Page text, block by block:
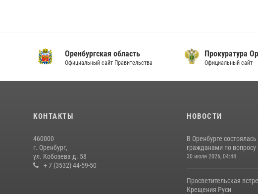
Оренбургская область
Официальный сайт Правительства
Прокуратура
Официальный сайт
КОНТАКТЫ
460000
г. Оренбург,
ул. Кобозева д. 58
+ 7 (3532) 44-59-50
НОВОСТИ
В Оренбурге
гражданами по вопросу
30 июля 2026, 04:44
Просветительская
Крещения Руси